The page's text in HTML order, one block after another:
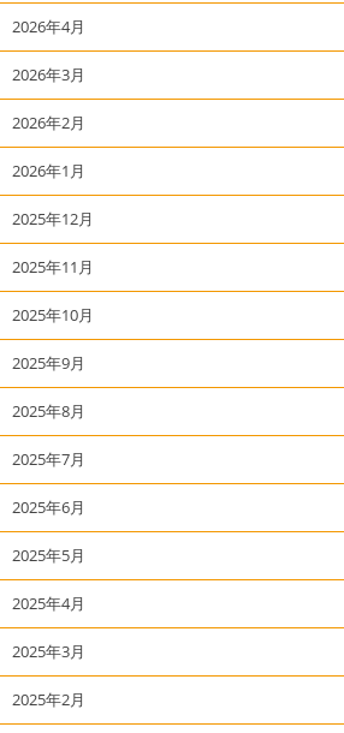
2026年4月
2026年3月
2026年2月
2026年1月
2025年12月
2025年11月
2025年10月
2025年9月
2025年8月
2025年7月
2025年6月
2025年5月
2025年4月
2025年3月
2025年2月